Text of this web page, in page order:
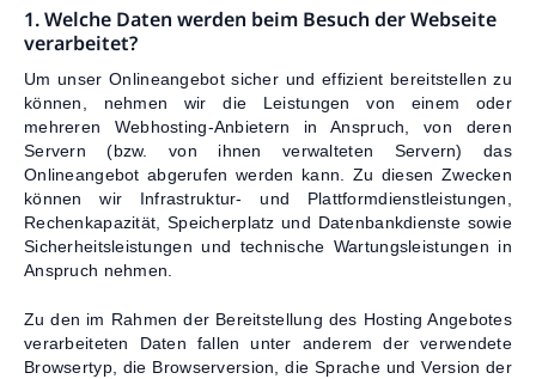
1. Welche Daten werden beim Besuch der Webseite
verarbeitet?
Um unser Onlineangebot sicher und effizient bereitstellen zu
können, nehmen wir die Leistungen von einem oder
mehreren Webhosting-Anbietern in Anspruch, von deren
Servern (bzw. von ihnen verwalteten Servern) das
Onlineangebot abgerufen werden kann. Zu diesen Zwecken
können wir Infrastruktur- und Plattformdienstleistungen,
Rechenkapazität, Speicherplatz und Datenbankdienste sowie
Sicherheitsleistungen und technische Wartungsleistungen in
Anspruch nehmen.
Zu den im Rahmen der Bereitstellung des Hosting Angebotes
verarbeiteten Daten fallen unter anderem der verwendete
Browsertyp, die Browserversion, die Sprache und Version der